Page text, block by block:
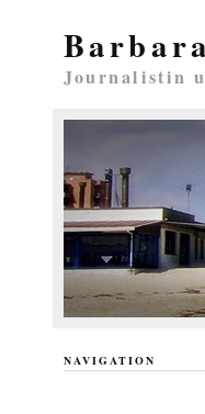
Journalistin
NAVIGATION